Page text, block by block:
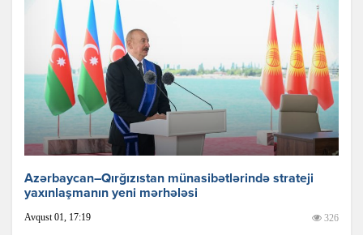
Azərbaycan–Qırğızıstan münasibətlərində strateji
yaxınlaşmanın yeni mərhələsi
Avqust 01, 17:19 326